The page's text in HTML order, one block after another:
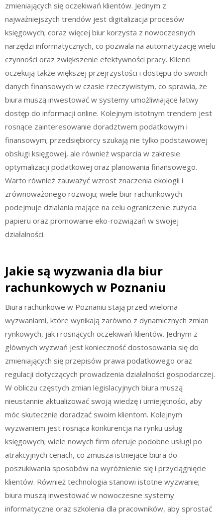
zmieniających się oczekiwań klientów. Jednym z
najważniejszych trendów jest digitalizacja procesów
księgowych; coraz więcej biur korzysta z nowoczesnych
narzędzi informatycznych, co pozwala na automatyzację wielu
czynności oraz zwiększenie efektywności pracy. Klienci
oczekują także większej przejrzystości i dostępu do swoich
danych finansowych w czasie rzeczywistym, co sprawia, że
biura muszą inwestować w systemy umożliwiające łatwy
dostęp do informacji online. Kolejnym istotnym trendem jest
rosnące zainteresowanie doradztwem podatkowym i
finansowym; przedsiębiorcy szukają nie tylko podstawowej
obsługi księgowej, ale również wsparcia w zakresie
optymalizacji podatkowej oraz planowania finansowego.
Warto również zauważyć wzrost znaczenia ekologii i
zrównoważonego rozwoju; wiele biur rachunkowych
podejmuje działania mające na celu ograniczenie zużycia
papieru oraz promowanie eko-rozwiązań w swojej
działalności.
Jakie są wyzwania dla biur
rachunkowych w Poznaniu
Biura rachunkowe w Poznaniu stają przed wieloma
wyzwaniami, które wynikają zarówno z dynamicznych zmian
rynkowych, jak i rosnących oczekiwań klientów. Jednym z
głównych wyzwań jest konieczność dostosowania się do
zmieniających się przepisów prawa podatkowego oraz
regulacji dotyczących prowadzenia działalności gospodarczej.
W obliczu częstych zmian legislacyjnych biura muszą
nieustannie aktualizować swoją wiedzę i umiejętności, aby
móc skutecznie doradzać swoim klientom. Kolejnym
wyzwaniem jest rosnąca konkurencja na rynku usług
księgowych; wiele nowych firm oferuje podobne usługi po
atrakcyjnych cenach, co zmusza istniejące biura do
poszukiwania sposobów na wyróżnienie się i przyciągnięcie
klientów. Również technologia stanowi istotne wyzwanie;
biura muszą inwestować w nowoczesne systemy
informatyczne oraz szkolenia dla pracowników, aby sprostać